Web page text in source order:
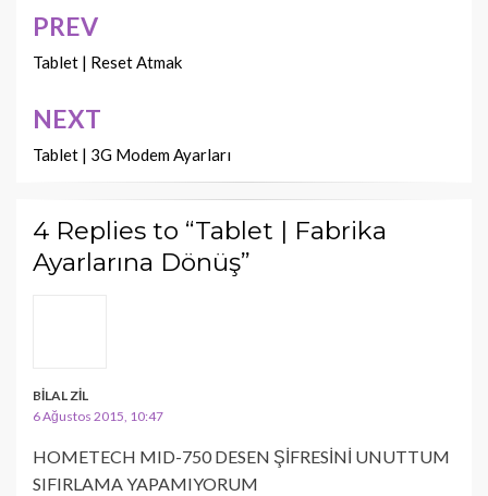
Yazı
dolaşımı
PREV
Tablet | Reset Atmak
NEXT
Tablet | 3G Modem Ayarları
4 Replies to “Tablet | Fabrika
Ayarlarına Dönüş”
BİLAL ZİL
6 Ağustos 2015, 10:47
HOMETECH MID-750 DESEN ŞİFRESİNİ UNUTTUM
SIFIRLAMA YAPAMIYORUM